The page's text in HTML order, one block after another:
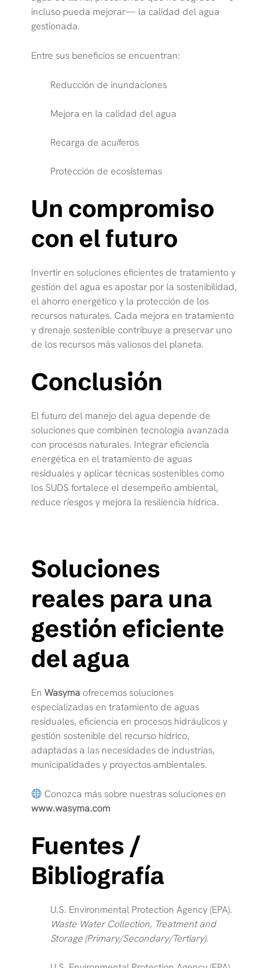
incluso pueda mejorar— la calidad del agua
gestionada.
Entre sus beneficios se encuentran:
Reducción de inundaciones
Mejora en la calidad del agua
Recarga de acuíferos
Protección de ecosistemas
Un compromiso
con el futuro
Invertir en soluciones eficientes de tratamiento y
gestión del agua es apostar por la sostenibilidad,
el ahorro energético y la protección de los
recursos naturales. Cada mejora en tratamiento
y drenaje sostenible contribuye a preservar uno
de los recursos más valiosos del planeta.
Conclusión
El futuro del manejo del agua depende de
soluciones que combinen tecnología avanzada
con procesos naturales. Integrar eficiencia
energética en el tratamiento de aguas
residuales y aplicar técnicas sostenibles como
los SUDS fortalece el desempeño ambiental,
reduce riesgos y mejora la resiliencia hídrica.
Soluciones
reales para una
gestión eficiente
del agua
En Wasyma ofrecemos soluciones
especializadas en tratamiento de aguas
residuales, eficiencia en procesos hidráulicos y
gestión sostenible del recurso hídrico,
adaptadas a las necesidades de industrias,
municipalidades y proyectos ambientales.
Conozca más sobre nuestras soluciones en
www.wasyma.com
Fuentes /
Bibliografía
U.S. Environmental Protection Agency (EPA).
Waste Water Collection, Treatment and
Storage (Primary/Secondary/Tertiary).